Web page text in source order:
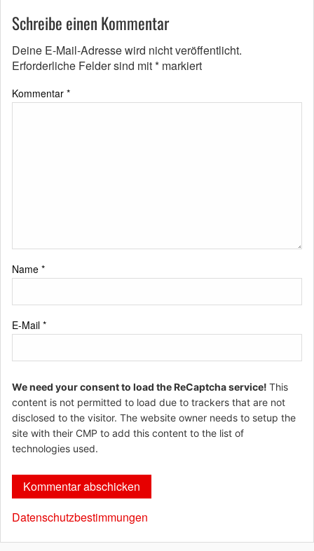
Schreibe einen Kommentar
Deine E-Mail-Adresse wird nicht veröffentlicht.
Erforderliche Felder sind mit* markiert
Kommentar *
Name *
E-Mail *
We need your consent to load the ReCaptcha service! This
content is not permitted to load due to trackers that are not
disclosed to the visitor. The website owner needs to setup the
site with their CMP to add this content to the list of
technologies used.
Datenschutzbestimmungen